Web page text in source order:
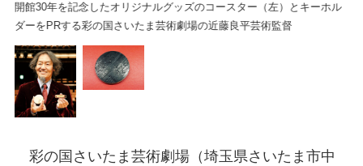
開館30年を記念したオリジナルグッズのコースター（左）とキーホル
ダーをPRする彩の国さいたま芸術劇場の近藤良平芸術監督
彩の国さいたま芸術劇場（埼玉県さいたま市中